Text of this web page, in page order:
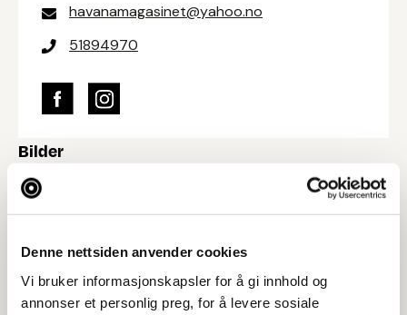
Denne nettsiden anvender cookies
Vi bruker informasjonskapsler for å gi innhold og
annonser et personlig preg, for å levere sosiale
havanamagasinet@yahoo.no
51894970
Bilder